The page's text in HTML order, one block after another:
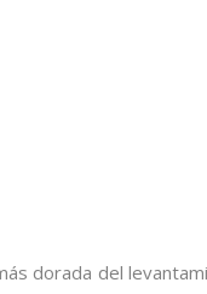
dorada del